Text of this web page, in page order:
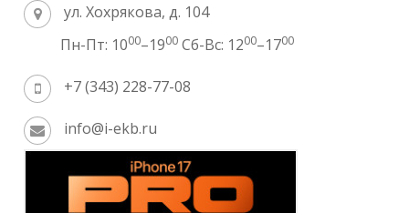
ул. Хохрякова, д. 104
Пн-Пт: 1000–1900 Сб-Вс: 1200–1700
+7 (343) 228-77-08
info@i-ekb.ru